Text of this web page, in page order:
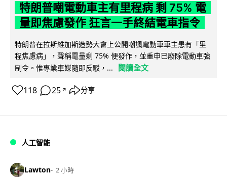
特朗普嘲電動車主有里程病 剩 75% 電
量即焦慮發作 狂言一手終結電車指令
特朗普在拉斯維加斯造勢大會上公開嘲諷電動車車主患有「里
程焦慮病」，聲稱電量剩 75% 便發作，並重申已廢除電動車強
制令。惟專業車媒隨即反駁，...
閱讀全文
118 25 ↗ 分享
人工智能
Lawton 2 小時